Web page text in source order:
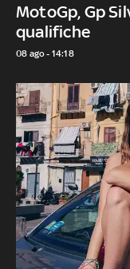
MotoGp, Gp
qualifiche
08 ago - 14:18